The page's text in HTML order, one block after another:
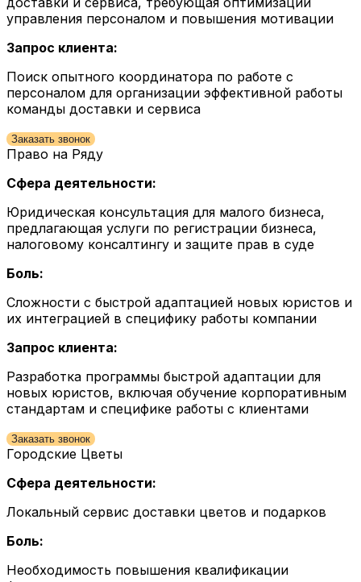
управления персоналом и повышения мотивации
Запрос клиента:
Поиск опытного координатора по работе с
персоналом для организации эффективной работы
команды доставки и сервиса
Заказать звонок
Право на Ряду
Сфера деятельности:
Юридическая консультация для малого бизнеса,
предлагающая услуги по регистрации бизнеса,
налоговому консалтингу и защите прав в суде
Боль:
Сложности с быстрой адаптацией новых юристов и
их интеграцией в специфику работы компании
Запрос клиента:
Разработка программы быстрой адаптации для
новых юристов, включая обучение корпоративным
стандартам и специфике работы с клиентами
Заказать звонок
Городские Цветы
Сфера деятельности:
Локальный сервис доставки цветов и подарков
Боль:
Необходимость повышения квалификации